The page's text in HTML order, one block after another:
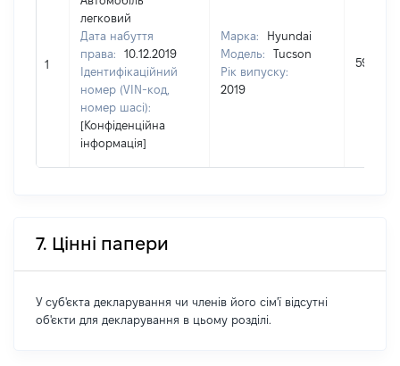
1
легковий
Дата набуття
права:
10.12.2019
Ідентифікаційний
номер (VIN-код,
номер шасі):
[Конфіденційна
інформація]
Марка:
Hyundai
Модель:
Tucson
Рік випуску:
2019
594900
7. Цінні папери
У суб'єкта декларування чи членів його сім'ї відсутні
об'єкти для декларування в цьому розділі.